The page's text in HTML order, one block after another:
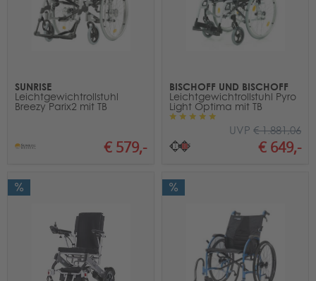
SUNRISE
Leichtgewichtrollstuhl
Breezy Parix2 mit TB
€ 579,-
BISCHOFF UND BISCHOFF
Leichtgewichtrollstuhl Pyro
Light Optima mit TB
€ 649,-
UVP € 1.881,06